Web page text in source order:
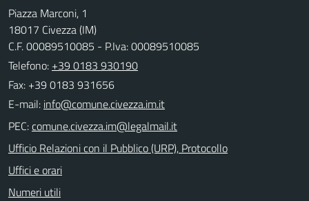
Piazza Marconi, 1
18017 Civezza (IM)
C.F. 00089510085 - P.Iva: 00089510085
Telefono: +39 0183 930190
Fax: +39 0183 931656
E-mail:
PEC:
Ufficio Relazioni con il Pubblico (URP), Protocollo
Uffici e orari
Numeri utili